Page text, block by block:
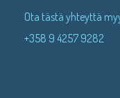
Ota tästä yhteyttä
+358 9 4257 9282